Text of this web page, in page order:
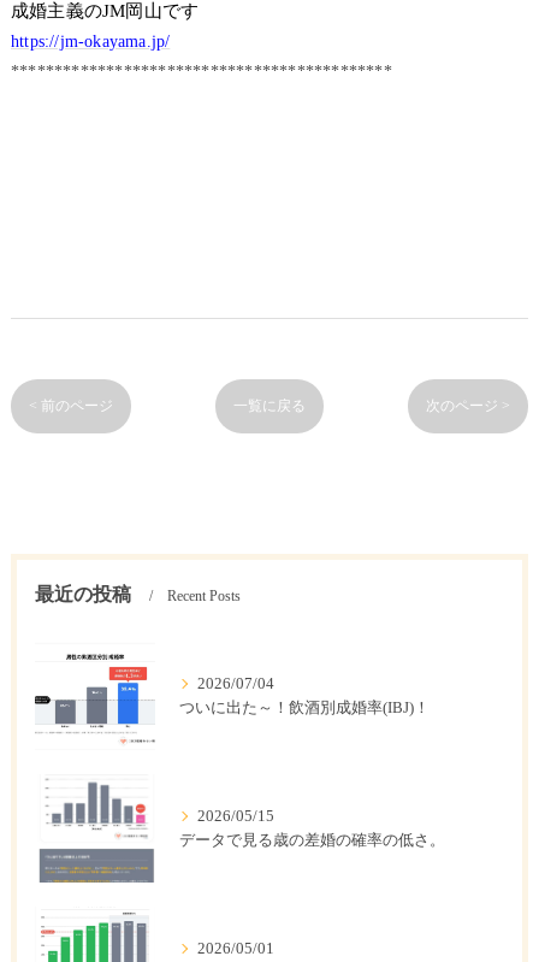
成婚主義のJM岡山です
https://jm-okayama.jp/
********************************************
< 前のページ 一覧に戻る 次のページ >
最近の投稿 Recent Posts
2026/07/04
ついに出た～！飲酒別成婚率(IBJ)！
2026/05/15
データで見る歳の差婚の確率の低さ。
2026/05/01